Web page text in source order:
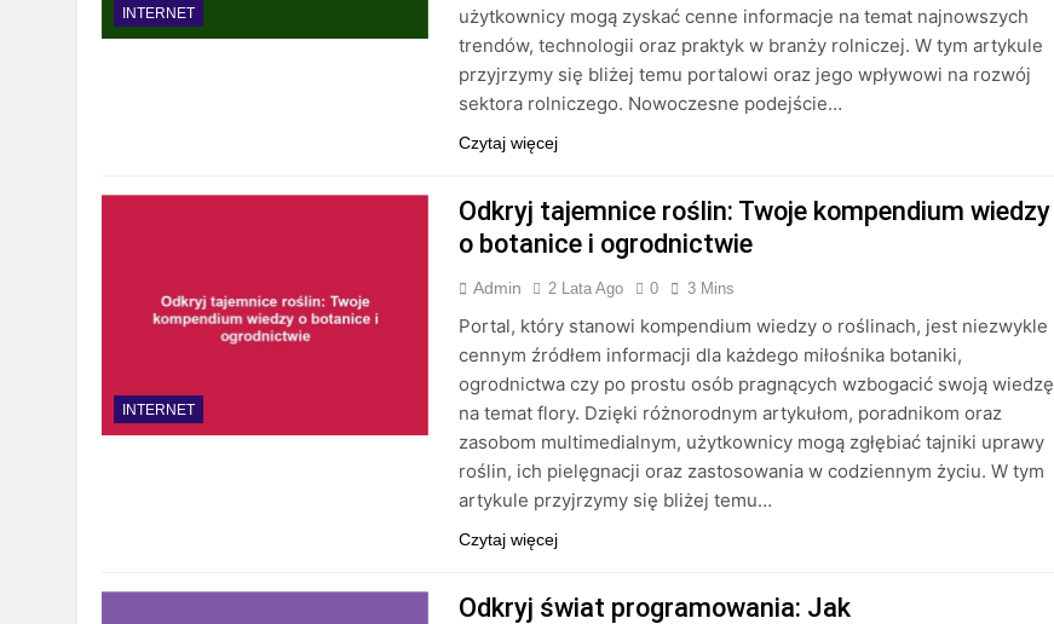
INTERNET
użytkownicy mogą zyskać cenne informacje na temat najnowszych
trendów, technologii oraz praktyk w branży rolniczej. W tym artykule
przyjrzymy się bliżej temu portalowi oraz jego wpływowi na rozwój
sektora rolniczego. Nowoczesne podejście…
Czytaj więcej
INTERNET
Odkryj tajemnice roślin: Twoje kompendium wiedzy
o botanice i ogrodnictwie
Admin 2 Lata Ago 0 3 Mins
Portal, który stanowi kompendium wiedzy o roślinach, jest niezwykle
cennym źródłem informacji dla każdego miłośnika botaniki,
ogrodnictwa czy po prostu osób pragnących wzbogacić swoją wiedzę
na temat flory. Dzięki różnorodnym artykułom, poradnikom oraz
zasobom multimedialnym, użytkownicy mogą zgłębiać tajniki uprawy
roślin, ich pielęgnacji oraz zastosowania w codziennym życiu. W tym
artykule przyjrzymy się bliżej temu…
Czytaj więcej
Odkryj świat programowania: Jak